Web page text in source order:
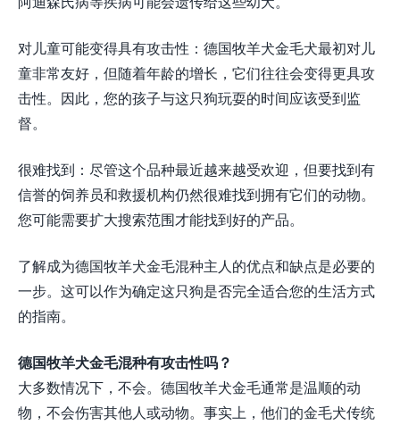
对儿童可能变得具有攻击性：德国牧羊犬金毛犬最初对儿
童非常友好，但随着年龄的增长，它们往往会变得更具攻
击性。因此，您的孩子与这只狗玩耍的时间应该受到监
督。
很难找到：尽管这个品种最近越来越受欢迎，但要找到有
信誉的饲养员和救援机构仍然很难找到拥有它们的动物。
您可能需要扩大搜索范围才能找到好的产品。
了解成为德国牧羊犬金毛混种主人的优点和缺点是必要的
一步。这可以作为确定这只狗是否完全适合您的生活方式
的指南。
德国牧羊犬金毛混种有攻击性吗？
大多数情况下，不会。德国牧羊犬金毛通常是温顺的动
物，不会伤害其他人或动物。事实上，他们的金毛犬传统